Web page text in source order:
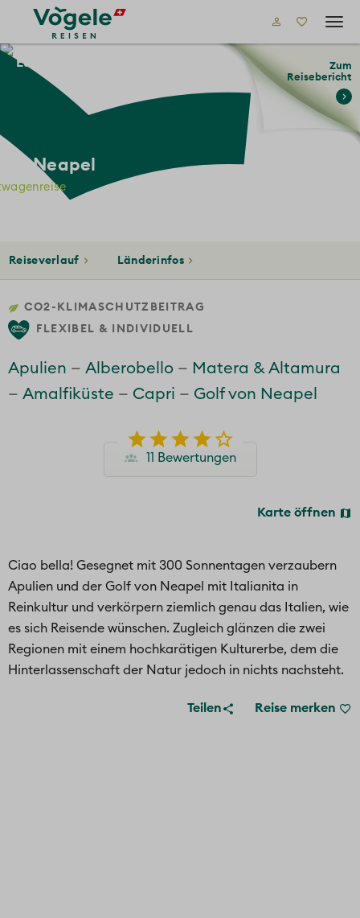
Zum
Reisebericht
Europa
Neapel
Reiseverlauf Länderinfos
CO2-KLIMASCHUTZBEITRAG
FLEXIBEL & INDIVIDUELL
Apulien Alberobello
Matera & Altamura
Amalfiküste
Capri Golf von Neapel
11 Bewertungen
Karte öffnen
Ciao bella! Gesegnet mit 300 Sonnentagen verzaubern
Apulien und der Golf von Neapel mit Italianita in
Reinkultur und verkörpern ziemlich genau das Italien, wie
es sich Reisende wünschen. Zugleich glänzen die zwei
Regionen mit einem hochkarätigen Kulturerbe, dem die
Hinterlassenschaft der Natur jedoch in nichts nachsteht.
Reise merken
Teilen